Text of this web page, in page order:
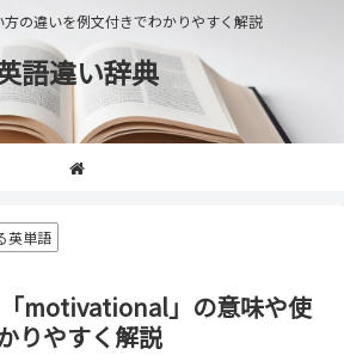
の違いを例文付きでわかりやすく解説
語違い辞典
英単語
motivational」の意味や使
りやすく解説